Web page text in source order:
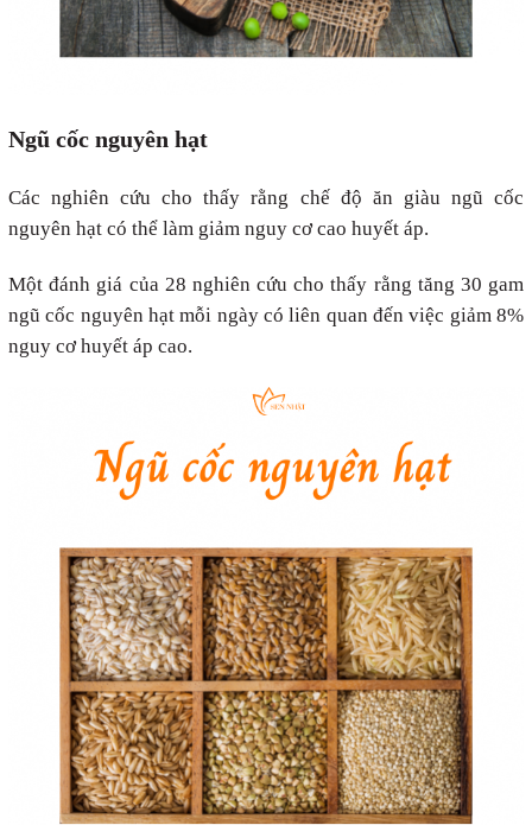
Ngũ cốc nguyên hạt
Các nghiên cứu cho thấy rằng chế độ ăn giàu ngũ cốc
nguyên hạt có thể làm giảm nguy cơ cao huyết áp.
Một đánh giá của 28 nghiên cứu cho thấy rằng tăng 30 gam
ngũ cốc nguyên hạt mỗi ngày có liên quan đến việc giảm 8%
nguy cơ huyết áp cao.